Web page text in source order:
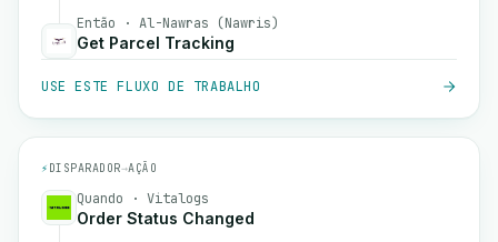
Então · Al-Nawras (Nawris)
Get Parcel Tracking
USE ESTE FLUXO DE TRABALHO
⚡ DISPARADOR→AÇÃO
Quando · Vitalogs
Order Status Changed